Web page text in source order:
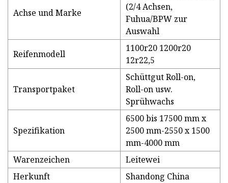
Achse und Marke
(2/4 Achsen,
Fuhua/BPW zur
Auswahl
Reifenmodell
1100r20 1200r20
12r22,5
Transportpaket
Schüttgut Roll-on,
Roll-on usw.
Sprühwachs
Spezifikation
6500 bis 17500 mm x
2500 mm-2550 x 1500
mm-4000 mm
Warenzeichen
Leitewei
Herkunft
Shandong China